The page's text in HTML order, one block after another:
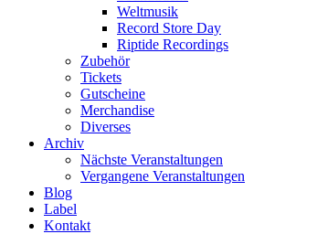
Weltmusik
Record Store Day
Riptide Recordings
Zubehör
Tickets
Gutscheine
Merchandise
Diverses
Archiv
Nächste Veranstaltungen
Vergangene Veranstaltungen
Blog
Label
Kontakt